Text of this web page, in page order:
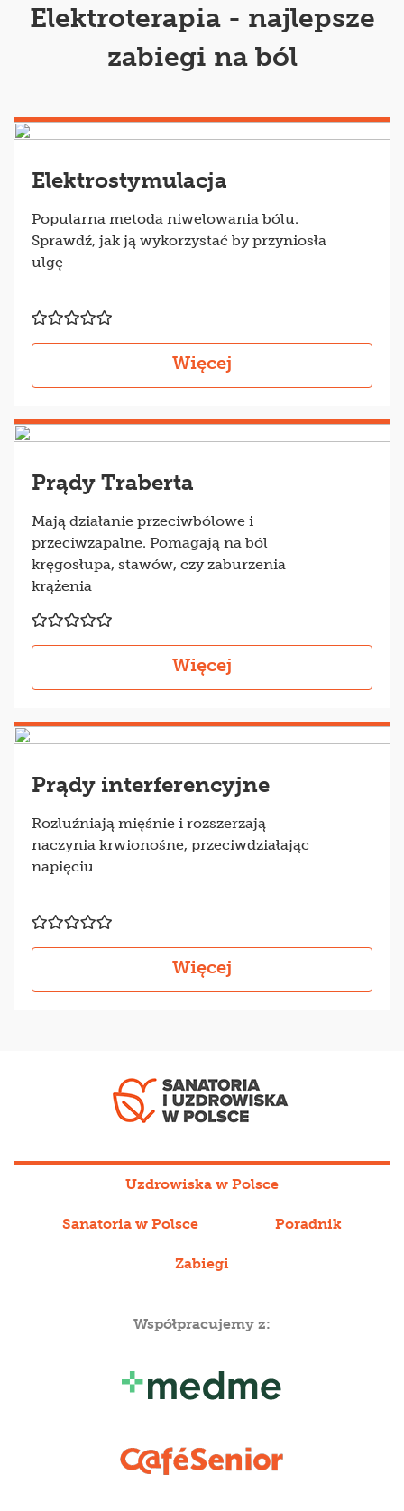
Elektroterapia - najlepsze
zabiegi na ból
Elektrostymulacja
Popularna metoda niwelowania bólu.
Sprawdź, jak ją wykorzystać by przyniosła
ulgę
Więcej
Prądy Traberta
Mają działanie przeciwbólowe i
przeciwzapalne. Pomagają na ból
kręgosłupa, stawów, czy zaburzenia
krążenia
Więcej
Prądy interferencyjne
Rozluźniają mięśnie i rozszerzają
naczynia krwionośne, przeciwdziałając
napięciu
Więcej
Uzdrowiska w Polsce
Sanatoria w Polsce Poradnik
Zabiegi
Współpracujemy z: